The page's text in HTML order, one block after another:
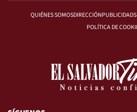
QUIÉNES SOMOSDIRECCIÓNPUBLICIDAD
POLÍTICA DE